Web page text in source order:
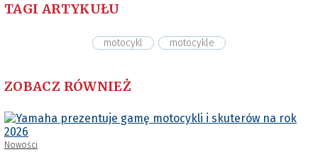
TAGI ARTYKUŁU
motocykl motocykle
ZOBACZ RÓWNIEŻ
Nowości